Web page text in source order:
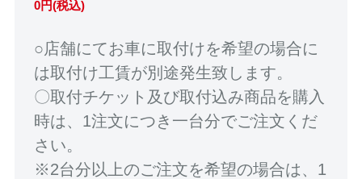
0円(税込)
○店舗にてお車に取付けを希望の場合に
は取付け工賃が別途発生致します。
〇取付チケット及び取付込み商品を購入
時は、1注文につき一台分でご注文くだ
さい。
※2台分以上のご注文を希望の場合は、1